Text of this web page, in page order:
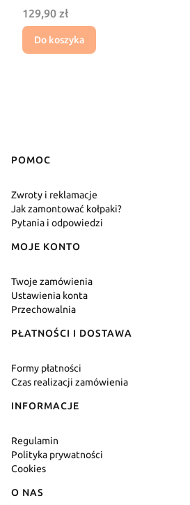
Cena
129,90 zł
Do koszyka
Linki w stopce
POMOC
Zwroty i reklamacje
Jak zamontować kołpaki?
Pytania i odpowiedzi
MOJE KONTO
Twoje zamówienia
Ustawienia konta
Przechowalnia
PŁATNOŚCI I DOSTAWA
Formy płatności
Czas realizacji zamówienia
INFORMACJE
Regulamin
Polityka prywatności
Cookies
O NAS